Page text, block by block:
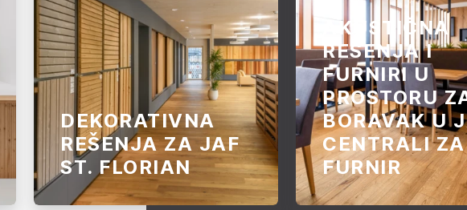
DEKORATIVNA
REŠENJA ZA JAF
ST. FLORIAN
AKUSTIČNA
REŠENJA I
FURNIRI U
PROSTORU
BORAVAK U
CENTRALI ZA
FURNIR